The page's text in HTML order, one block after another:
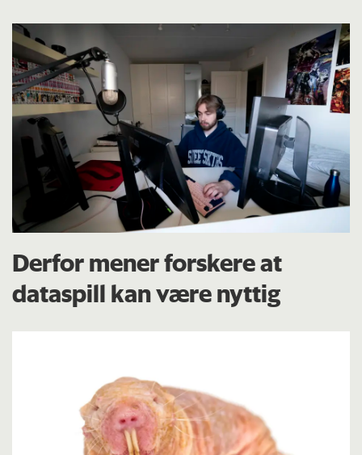
Derfor mener forskere at
dataspill kan være nyttig